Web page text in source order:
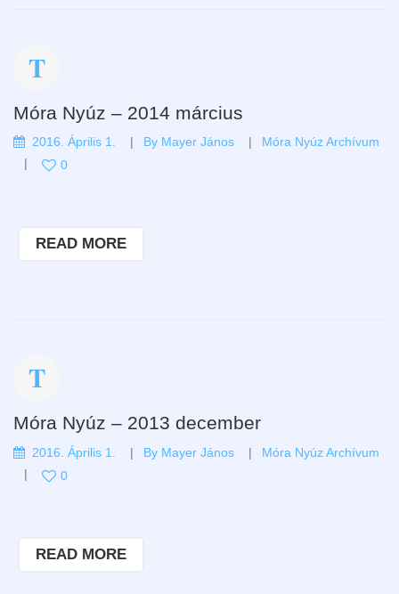
Móra Nyúz – 2014 március
2016. Április 1. By Mayer János
Móra Nyúz Archívum
0
READ MORE
Móra Nyúz – 2013 december
2016. Április 1. By Mayer János
Móra Nyúz Archívum
0
READ MORE